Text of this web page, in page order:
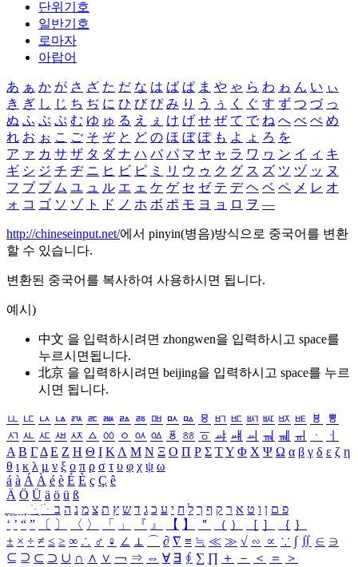
단위기호
일반기호
로마자
아랍어
あ ぁ か が さ ざ た だ な は ば ぱ ま や ゃ ら わ ゎ ん い ぃ
き ぎ し じ ち ぢ に ひ び ぴ み り う ぅ く ぐ す ず つ づ っ
ぬ ふ ぶ ぷ む ゆ ゅ る え ぇ け げ せ ぜ て で ね へ べ ぺ め
れ お ぉ こ ご そ ぞ と ど の ほ ぼ ぽ も よ ょ ろ を
ア ァ カ サ ザ タ ダ ナ ハ バ パ マ ヤ ャ ラ ワ ヮ ン イ ィ キ
ギ シ ジ チ ヂ ニ ヒ ビ ピ ミ リ ウ ゥ ク グ ス ズ ツ ヅ ッ ヌ
フ ブ プ ム ユ ュ ル エ ェ ケ ゲ セ ゼ テ デ ヘ ベ ペ メ レ オ
ォ コ ゴ ソ ゾ ト ド ノ ホ ボ ポ モ ヨ ョ ロ ヲ ―
http://chineseinput.net/에서 pinyin(병음)방식으로 중국어를 변환
할 수 있습니다.
변환된 중국어를 복사하여 사용하시면 됩니다.
예시)
中文 을 입력하시려면 zhongwen을 입력하시고 space를
누르시면됩니다.
北京 을 입력하시려면 beijing을 입력하시고 space를 누르
시면 됩니다.
ㅥ ㅦ ㅧ ㅨ ㅩ ㅪ ㅫ ㅬ ㅭ ㅮ ㅯ ㅰ ㅱ ㅲ ㅳ ㅴ ㅵ ㅶ ㅷ ㅸ
ㅹ
ㅺ ㅻ ㅼ ㅽ ㅾ ㅿ ㆀ ㆁ ㆂ ㆃ ㆄ ㆅ ㆆ ㆇ ㆈ ㆉ ㆊ ㆋ ㆌ ㆍ
ㆎ
Α Β ΓΔ Ε Ζ Η Θ Ι ΚΛ Μ Ν Ξ Ο Π Ρ Σ ΤΥ Φ Χ Ψ Ω α β γ δ ε ζ η
θ ι κ λ μ ν ξ ο π ρ σ τ υ φ χ ψ ω
á à Á À é è É È ç Ç ê
Ä Ö Ü ä ö ü ß
ִֶֹ ֻּ ׁׂ פ ם ן ו ט א ר ק ף ך ל ח י ע כ ג ד ש ץ ת צ מ נ ה ב
‘ ’ “ ” 〔 〕 〈 〉 「 」 『 』 【 】 ＂ （ ） ［ ］ ｛ ｝
± × ÷ ≠ ≤ ≥ ∞ ∴ ♂ ♀ ∠ ⊥ ⌒ ∂ ∇ ≡ ≒ ≪ ≫ √ ∽ ∝ ∵ ∫ ∬ ∈ ∋
⊆ ⊇ ⊂ ⊃ ∪ ∩ ∧ ∨ ￢ ⇒ ⇔ ∀ ∃ ∮ ∑ ∏ ＋ － ＜ ＝
＞